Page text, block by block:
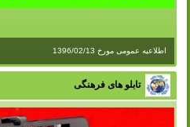
اطلاعیه عمومی مورخ 1396/02/13
تابلو های فرهنگی